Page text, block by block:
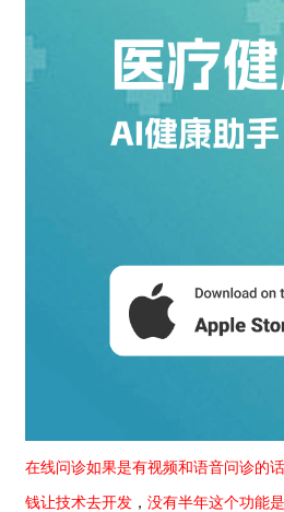
在线问诊如果是有视频和语音问诊的
钱让技术去开发 ， 没有半年这个功能